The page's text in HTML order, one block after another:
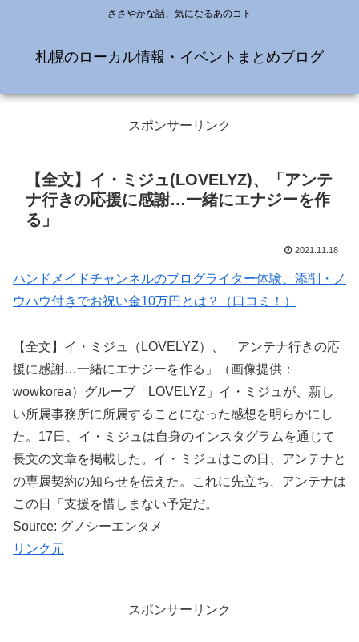
ささやかな話、気になるあのコト
札幌のローカル情報・イベントまとめブログ
スポンサーリンク
【全文】イ・ミジュ(LOVELYZ)、「アンテ
ナ行きの応援に感謝…一緒にエナジーを作
る」
2021.11.18
ハンドメイドチャンネルのブログライター体験、添削・ノ
ウハウ付きでお祝い金10万円とは？（口コミ！）
【全文】イ・ミジュ（LOVELYZ）、「アンテナ行きの応
援に感謝…一緒にエナジーを作る」（画像提供：
wowkorea）グループ「LOVELYZ」イ・ミジュが、新し
い所属事務所に所属することになった感想を明らかにし
た。17日、イ・ミジュは自身のインスタグラムを通じて
長文の文章を掲載した。イ・ミジュはこの日、アンテナと
の専属契約の知らせを伝えた。これに先立ち、アンテナは
この日「支援を惜しまない予定だ。
Source: グノシーエンタメ
リンク元
スポンサーリンク